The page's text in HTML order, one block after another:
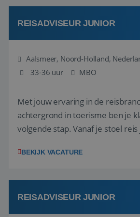
werken: of het nu gaat om
REISADVISEUR JUNIOR
Aalsmeer, Noord-Holland,
33-36 uur
MBO
Met jouw ervaring in de
achtergrond in toerisme ben je
volgende stap. Vanaf je stoel
wensen van je team, je klant en
klanten te overtuigen om die
boeken! ...
BEKIJK VACATURE
REISADVISEUR JUNIOR